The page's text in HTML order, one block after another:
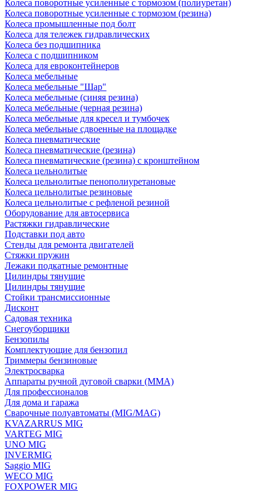
Колеса поворотные усиленные с тормозом (полиуретан)
Колеса поворотные усиленные с тормозом (резина)
Колеса промышленные под болт
Колеса для тележек гидравлических
Колеса без подшипника
Колеса с подшипником
Колеса для евроконтейнеров
Колеса мебельные
Колеса мебельные "Шар"
Колеса мебельные (синяя резина)
Колеса мебельные (черная резина)
Колеса мебельные для кресел и тумбочек
Колеса мебельные сдвоенные на площадке
Колеса пневматические
Колеса пневматические (резина)
Колеса пневматические (резина) с кронштейном
Колеса цельнолитые
Колеса цельнолитые пенополиуретановые
Колеса цельнолитые резиновые
Колеса цельнолитые с рефленой резиной
Оборудование для автосервиса
Растяжки гидравлические
Подставки под авто
Стенды для ремонта двигателей
Стяжки пружин
Лежаки подкатные ремонтные
Цилиндры тянущие
Цилиндры тянущие
Стойки трансмиссионные
Дисконт
Садовая техника
Снегоуборщики
Бензопилы
Комплектующие для бензопил
Триммеры бензиновые
Электросварка
Аппараты ручной дуговой сварки (MMA)
Для профессионалов
Для дома и гаража
Сварочные полуавтоматы (MIG/MAG)
KVAZARRUS MIG
VARTEG MIG
UNO MIG
INVERMIG
Saggio MIG
WECO MIG
FOXPOWER MIG